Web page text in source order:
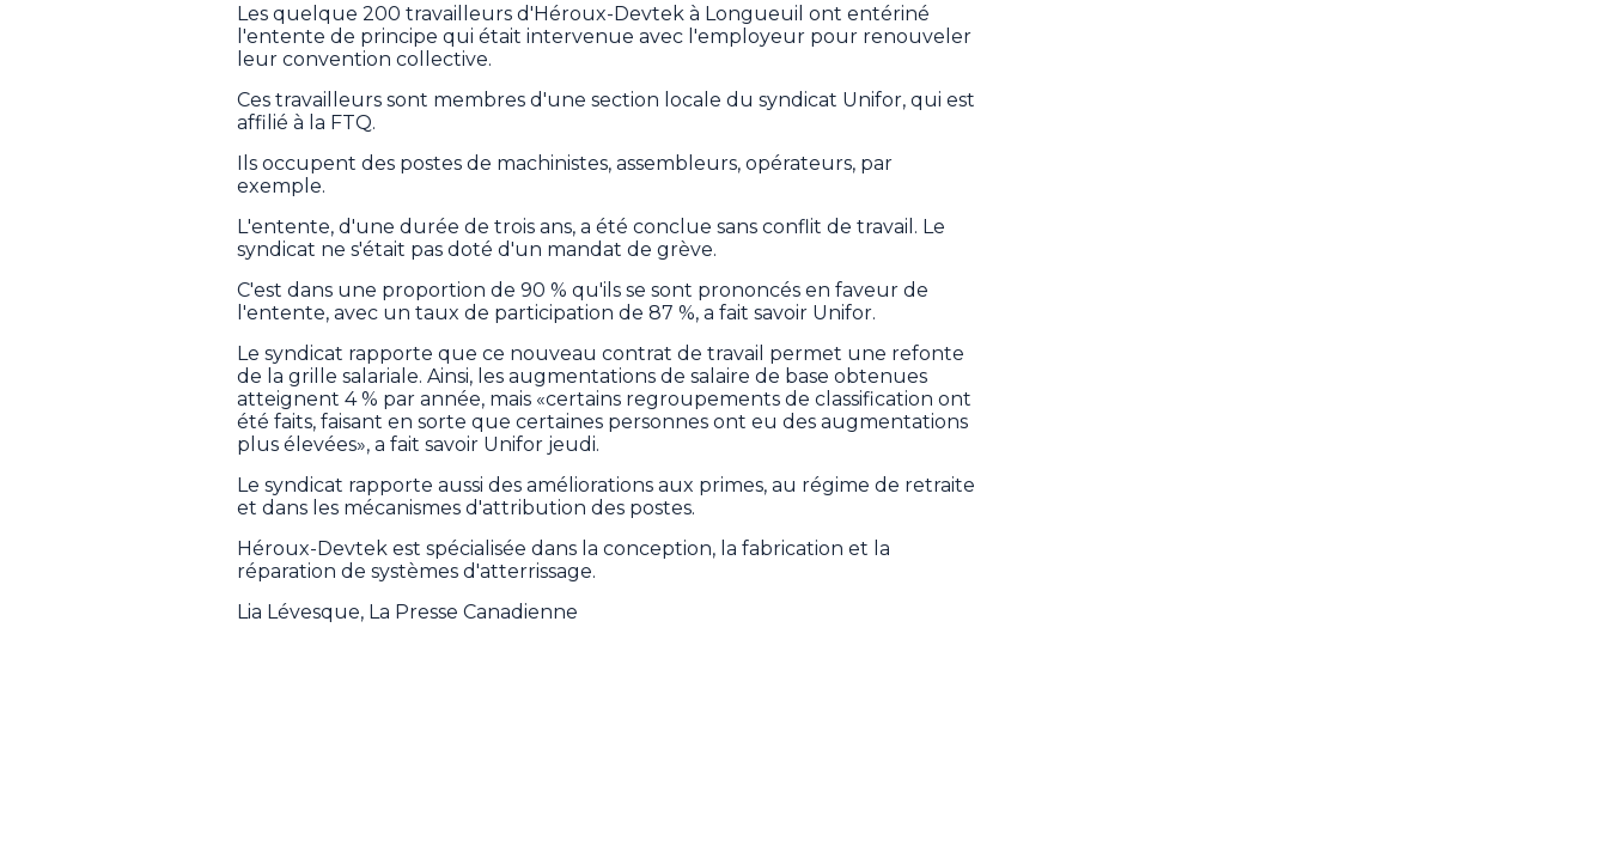
Les quelque 200 travailleurs d'Héroux-Devtek à Longueuil ont entériné
l'entente de principe qui était intervenue avec l'employeur pour renouveler
leur convention collective.
Ces travailleurs sont membres d'une section locale du syndicat Unifor, qui est
affilié à la FTQ.
Ils occupent des postes de machinistes, assembleurs, opérateurs, par
exemple.
L'entente, d'une durée de trois ans, a été conclue sans conflit de travail. Le
syndicat ne s'était pas doté d'un mandat de grève.
C'est dans une proportion de 90 % qu'ils se sont prononcés en faveur de
l'entente, avec un taux de participation de 87 %, a fait savoir Unifor.
Le syndicat rapporte que ce nouveau contrat de travail permet une refonte
de la grille salariale. Ainsi, les augmentations de salaire de base obtenues
atteignent 4 % par année, mais «certains regroupements de classification ont
été faits, faisant en sorte que certaines personnes ont eu des augmentations
plus élevées», a fait savoir Unifor jeudi.
Le syndicat rapporte aussi des améliorations aux primes, au régime de retraite
et dans les mécanismes d'attribution des postes.
Héroux-Devtek est spécialisée dans la conception, la fabrication et la
réparation de systèmes d'atterrissage.
Lia Lévesque, La Presse Canadienne